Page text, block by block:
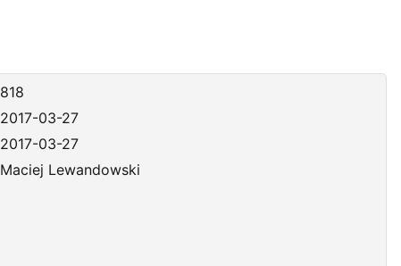
818
2017-03-27
2017-03-27
Maciej Lewandowski